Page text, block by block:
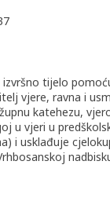
izvršno tijelo
vjere, ravna i
katehezu,
u vjeri u
i usklađuje